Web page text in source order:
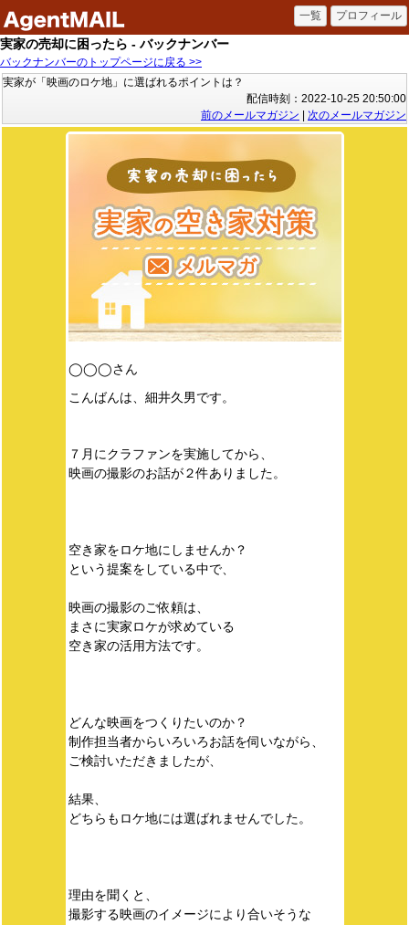
実家の売却に困ったら - バックナンバー
バックナンバーのトップページに戻る >>
実家が「映画のロケ地」に選ばれるポイントは？
配信時刻：2022-10-25 20:50:00
前のメールマガジン
次のメールマガジン
◯◯◯さん
こんばんは、細井久男です。
７月にクラファンを実施してから、
映画の撮影のお話が２件ありました。
空き家をロケ地にしませんか？
という提案をしている中で、
映画の撮影のご依頼は、
まさに実家ロケが求めている
空き家の活用方法です。
どんな映画をつくりたいのか？
制作担当者からいろいろお話を伺いながら、
ご検討いただきましたが、
結果、
どちらもロケ地には選ばれませんでした。
理由を聞くと、
撮影する映画のイメージにより合いそうな